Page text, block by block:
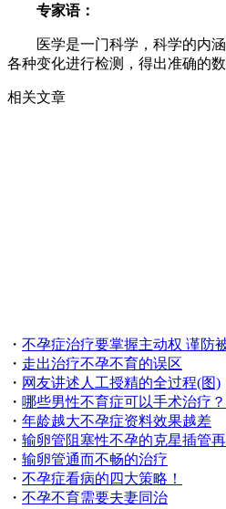
专家语：
医学是一门科学，科学的内涵
各种变化进行检测，得出准确的
相关文章
・ 不孕症治疗要掌握主动权 谨防
・ 走出治疗不孕不育的误区
・ 网友讲述人工授精的全过程(图)
・ 哪些男性不育症可以手术治疗？
・ 年龄越大不孕症资料效果越差
・ 输卵管阻塞性不孕的克星插管
・ 输卵管通而不畅的治疗
・ 不孕症看病的四大策略！
・ 不孕不育需要夫妻同治